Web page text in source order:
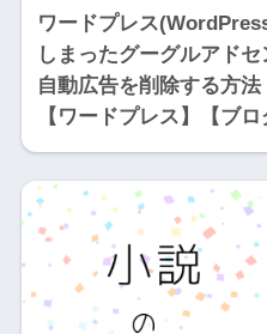
ワードプレス
しまったグーグルアド
自動広告を削除する方法
【ワードプレス】【ブロ